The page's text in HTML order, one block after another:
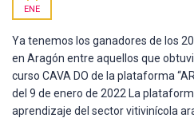
ENE
Ya tenemos los ganadores de los
en Aragón entre aquellos que
curso CAVA DO de la plataforma
del 9 de enero de 2022 La
aprendizaje del sector vitivinícola